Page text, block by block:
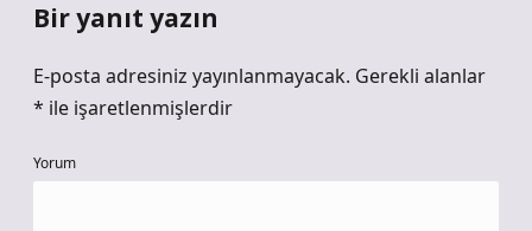
Bir yanıt yazın
E-posta adresiniz yayınlanmayacak. Gerekli alanlar
* ile işaretlenmişlerdir
Yorum